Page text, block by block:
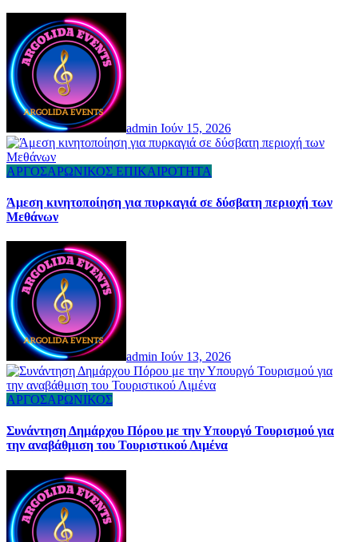
admin Ιούν 15, 2026
ΑΡΓΟΣΑΡΩΝΙΚΟΣ ΕΠΙΚΑΙΡΟΤΗΤΑ
Άμεση κινητοποίηση για πυρκαγιά σε δύσβατη περιοχή των
Μεθάνων
admin Ιούν 13, 2026
ΑΡΓΟΣΑΡΩΝΙΚΟΣ
Συνάντηση Δημάρχου Πόρου με την Υπουργό Τουρισμού για
την αναβάθμιση του Τουριστικού Λιμένα